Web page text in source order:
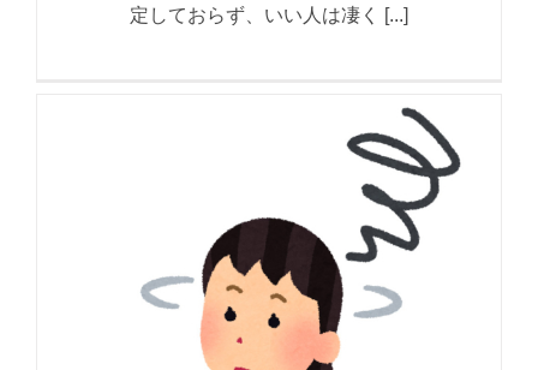
定しておらず、いい人は凄く [...]